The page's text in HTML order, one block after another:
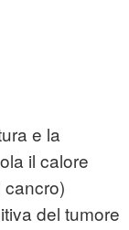
e la
il calore
del tumore